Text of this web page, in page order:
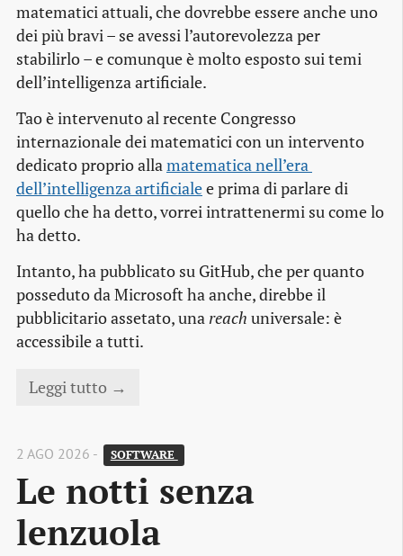
matematici attuali, che dovrebbe essere anche uno
dei più bravi – se avessi l’autorevolezza per
stabilirlo – e comunque è molto esposto sui temi
dell’intelligenza artificiale.
Tao è intervenuto al recente Congresso
internazionale dei matematici con un intervento
dedicato proprio allamatematica nell’era
dell’intelligenza artificialee prima di parlare di
quello che ha detto, vorrei intrattenermi su come lo
ha detto.
Intanto, ha pubblicato su GitHub, che per quanto
posseduto da Microsoft ha anche, direbbe il
pubblicitario assetato, unareach universale: è
accessibile a tutti.
Leggi tutto →
2 AGO 2026 - SOFTWARE
Le notti senza
lenzuola